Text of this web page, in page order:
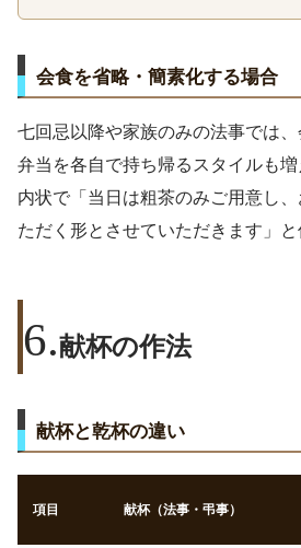
会食を省略・簡素化する場合
七回忌以降や家族のみの法事では
弁当を各自で持ち帰るスタイルも
内状で「当日は粗茶のみご用意し
ただく形とさせていただきます」と
献杯の作法
献杯と乾杯の違い
項目 献杯（法事・弔事）